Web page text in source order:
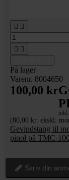
 
 
På lager
Varenr. 8004650
100,00 kr
(80,00 kr. ekskl.
Gevindstang til
pinol på TMC-
Skriv din